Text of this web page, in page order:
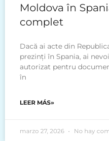
Moldova în
complet
Dacă ai acte din
prezinți în Spania, ai
autorizat pentru
în
LEER MÁS»
marzo 27, 2026 No hay